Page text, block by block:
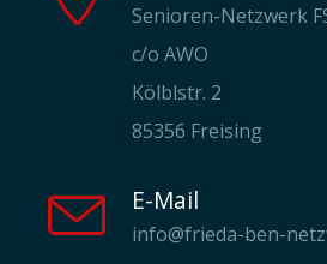
Senioren-Netzwerk
c/o AWO
Kölblstr. 2
85356 Freising
E-Mail
info@frieda-ben-